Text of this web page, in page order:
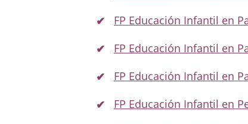
FP Educación Infantil en
FP Educación Infantil en
FP Educación Infantil en
FP Educación Infantil en